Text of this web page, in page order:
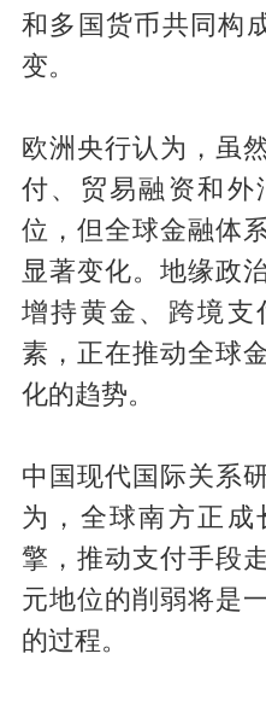
和多国货币共同构
变。
欧洲央行认为，虽
付、贸易融资和外
位，但全球金融体
显著变化。地缘政
增持黄金、跨境支
素，正在推动全球
化的趋势。
中国现代国际关系
为，全球南方正成
擎，推动支付手段
元地位的削弱将是
的过程。